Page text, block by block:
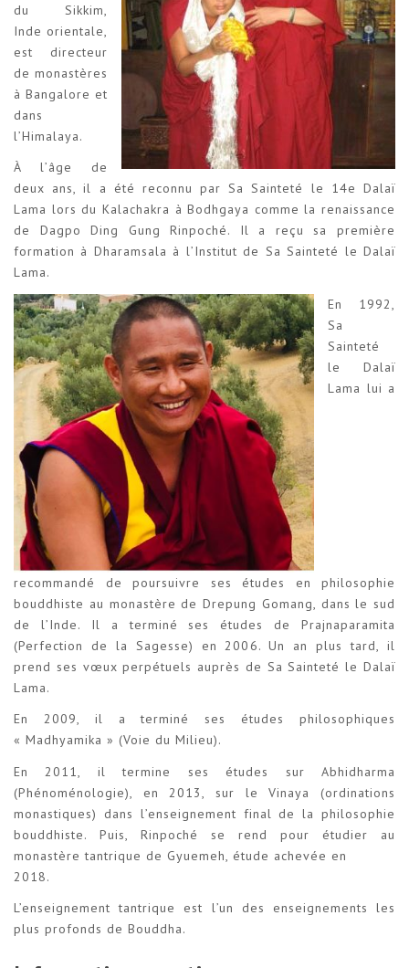
du Sikkim,
Inde orientale,
est directeur
de monastères
à Bangalore et
dans
l’Himalaya.
À l’âge de
deux ans, il a été reconnu par Sa Sainteté le 14e Dalaï
Lama lors du Kalachakra à Bodhgaya comme la renaissance
de Dagpo Ding Gung Rinpoché. Il a reçu sa première
formation à Dharamsala à l’Institut de Sa Sainteté le Dalaï
Lama.
En 1992,
Sa
Sainteté
le Dalaï
Lama lui a
recommandé de poursuivre ses études en philosophie
bouddhiste au monastère de Drepung Gomang, dans le sud
de l’Inde. Il a terminé ses études de Prajnaparamita
(Perfection de la Sagesse) en 2006. Un an plus tard, il
prend ses vœux perpétuels auprès de Sa Sainteté le Dalaï
Lama.
En 2009, il a terminé ses études philosophiques
« Madhyamika » (Voie du Milieu).
En 2011, il termine ses études sur Abhidharma
(Phénoménologie), en 2013, sur le Vinaya (ordinations
monastiques) dans l’enseignement final de la philosophie
bouddhiste. Puis, Rinpoché se rend pour étudier au
monastère tantrique de Gyuemeh, étude achevée en
2018.
L’enseignement tantrique est l’un des enseignements les
plus profonds de Bouddha.